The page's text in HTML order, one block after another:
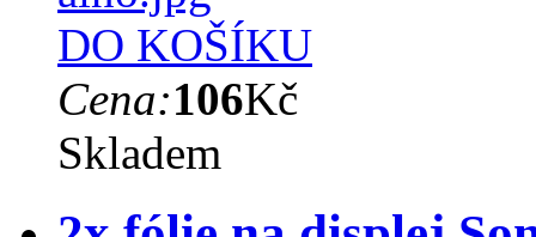
DO KOŠÍKU
Cena:106Kč
Skladem